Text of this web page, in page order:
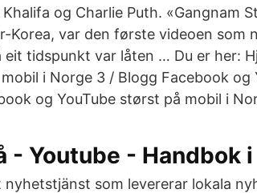
og Charlie Puth. «Gangnam
Korea, var den første videoen som
eit tidspunkt var låten … Du er her:
i Norge 3 / Blogg Facebook og
og YouTube størst på mobil i
- Youtube - Handbok
nyhetstjänst som levererar lokala